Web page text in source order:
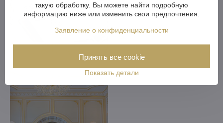
такую обработку. Вы можете найти подробную
информацию ниже или изменить свои предпочтения.
Заявление о конфиденциальности
Показать детали
Принять все cookie